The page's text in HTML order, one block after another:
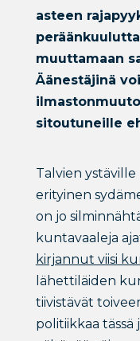
asteen
muuttamaan
Äänestäjinä
sitoutuneille
Talvien
erityinen
on jo
kuntavaaleja
kirjannut viisi
lähettiläiden
tiivistävät
politiikkaa tässä